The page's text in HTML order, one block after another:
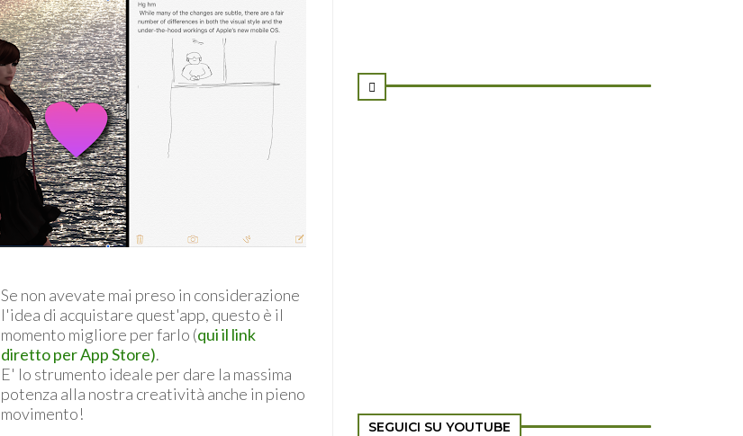
Se non avevate mai preso in considerazione
l'idea di acquistare quest'app, questo è il
momento migliore per farlo (qui il link
diretto per App Store).
E' lo strumento ideale per dare la massima
potenza alla nostra creatività anche in pieno
movimento!

SEGUICI SU YOUTUBE